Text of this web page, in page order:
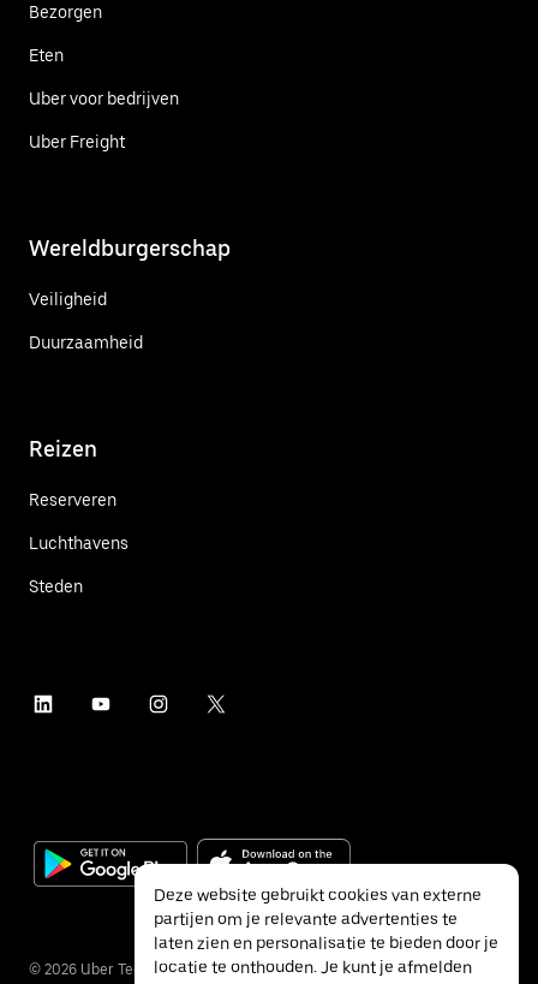
Bezorgen
Eten
Uber voor bedrijven
Uber Freight
Wereldburgerschap
Veiligheid
Duurzaamheid
Reizen
Reserveren
Luchthavens
Steden
© 2026 Uber Technologies Inc.
Deze website gebruikt cookies van externe
partijen om je relevante advertenties te
laten zien en personalisatie te bieden door je
locatie te onthouden. Je kunt je afmelden